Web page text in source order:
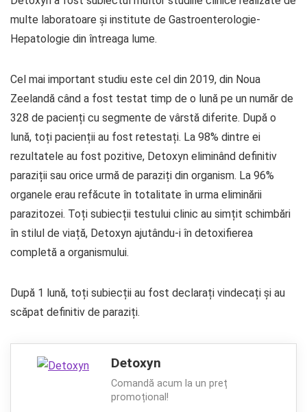
multe laboratoare și institute de Gastroenterologie-
Hepatologie din întreaga lume.
Cel mai important studiu este cel din 2019, din Noua
Zeelandă când a fost testat timp de o lună pe un număr de
328 de pacienți cu segmente de vârstă diferite. După o
lună, toți pacienții au fost retestați. La 98% dintre ei
rezultatele au fost pozitive, Detoxyn eliminând definitiv
paraziții sau orice urmă de paraziți din organism. La 96%
organele erau refăcute în totalitate în urma eliminării
parazitozei. Toți subiecții testului clinic au simțit schimbări
în stilul de viață, Detoxyn ajutându-i în detoxifierea
completă a organismului.
După 1 lună, toți subiecții au fost declarați vindecați și au
scăpat definitiv de paraziți.
Detoxyn
Comandă acum la un preț
promoțional!